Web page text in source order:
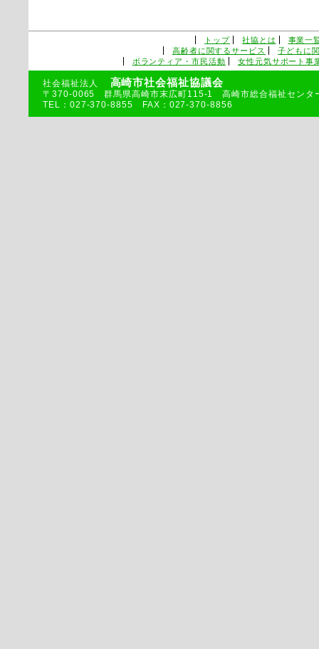
トップ 社協とは
事業一
高齢者に関するサービス
子どもに
ボランティア・市民活動
女性元気サポート事
社会福祉法人 高崎市社会福祉協議会
〒370-0065 群馬県高崎市末広町115-1 高崎市総合福祉センタ
TEL：027-370-8855 FAX：027-370-8856